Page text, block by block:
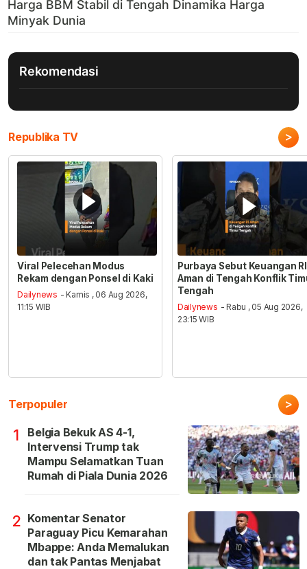
Rekomendasi
Republika TV >
Viral Pelecehan Modus
Rekam dengan Ponsel di Kaki
Dailynews - Kamis , 06 Aug 2026,
11:15 WIB
Purbaya Sebut Keuangan RI
Aman di Tengah Konflik
Tengah
Dailynews - Rabu , 05 Aug 2026,
23:15 WIB
Terpopuler >
1
Belgia Bekuk AS 4-1,
Intervensi Trump tak
Mampu Selamatkan Tuan
Rumah di Piala Dunia 2026
2 Komentar Senator
Paraguay Picu Kemarahan
Mbappe: Anda Memalukan
dan tak Pantas Menjabat